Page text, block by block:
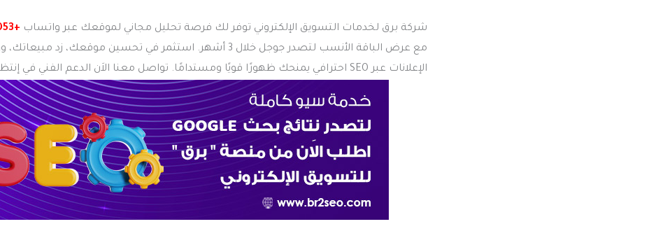
شركة برق لخدمات التسويق الإلكتروني توفر لك فرصة تحليل مجاني لموقعك عبر واتساب +201126670053
مع عرض الباقة الأنسب لتصدر جوجل خلال 3 أشهر. استثمر في تحسين موقعك، زد
الإعلانات عبر SEO احترافي يمنحك ظهورًا قويًا ومستدامًا. تواصل معنا الاَن الدعم الفني في إنتظارك .. ❤️️🙏👉